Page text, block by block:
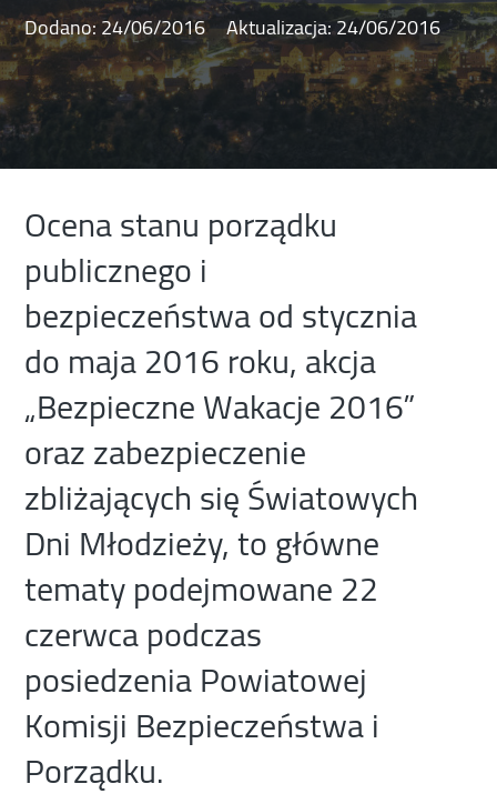
Dodano:24/06/2016 Aktualizacja:24/06/2016
Ocena stanu porządku
publicznego i
bezpieczeństwa od stycznia
do maja 2016 roku, akcja
„Bezpieczne Wakacje 2016”
oraz zabezpieczenie
zbliżających się Światowych
Dni Młodzieży, to główne
tematy podejmowane 22
czerwca podczas
posiedzenia Powiatowej
Komisji Bezpieczeństwa i
Porządku.